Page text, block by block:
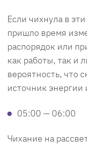
Если чихнула в
пришло время
распорядок или
как работы, так и
вероятность, что
источник энергии
05:00 — 06:00
Чихание на